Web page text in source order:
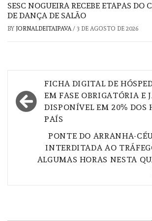
SESC NOGUEIRA RECEBE ETAPAS DO
DE DANÇA DE SALÃO
BY JORNALDEITAIPAVA / 3 DE AGOSTO DE 2026
Navegação
de
Post
FICHA DIGITAL DE
EM FASE OBRIGATÓRIA E
DISPONÍVEL EM 20% DOS
PAÍS
PONTE DO ARRANHA-
INTERDITADA AO
ALGUMAS HORAS NESTA